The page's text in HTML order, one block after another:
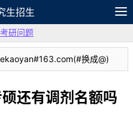
生招生
笔记
研问题
换成@)
还有调剂名额吗